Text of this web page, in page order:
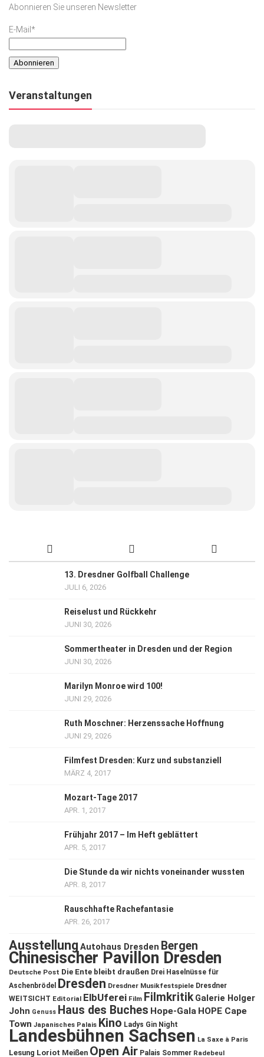
Lifestyle
Ausflug & Reise
Abonnieren Sie unseren Newsletter
E-Mail*
Veranstaltungen
13. Dresdner Golfball Challenge
JULI 6, 2026
Reiselust und Rückkehr
JUNI 30, 2026
Sommertheater in Dresden und der Region
JUNI 30, 2026
Marilyn Monroe wird 100!
JUNI 29, 2026
Ruth Moschner: Herzenssache Hoffnung
JUNI 29, 2026
Filmfest Dresden: Kurz und substanziell
MÄRZ 4, 2017
Mozart-Tage 2017
APR. 1, 2017
Frühjahr 2017 – Im Heft geblättert
APR. 5, 2017
Die Stunde da wir nichts voneinander wussten
APR. 8, 2017
Rauschhafte Rachefantasie
APR. 26, 2017
Ausstellung Autohaus Dresden Bergen
Chinesischer Pavillon Dresden
Deutsche Post Die Ente bleibt draußen Drei Haselnüsse für
Aschenbrödel
Dresden Dresdner Musikfestspiele Dresdner
WEITSICHT Editorial ElbUferei Film Filmkritik Galerie Holger
John Genuss Haus des Buches Hope-Gala HOPE Cape
Town Japanisches Palais Kino Ladys Gin Night
Landesbühnen Sachsen La Saxe à Paris
Lesung Loriot Meißen Open Air Palais Sommer Radebeul